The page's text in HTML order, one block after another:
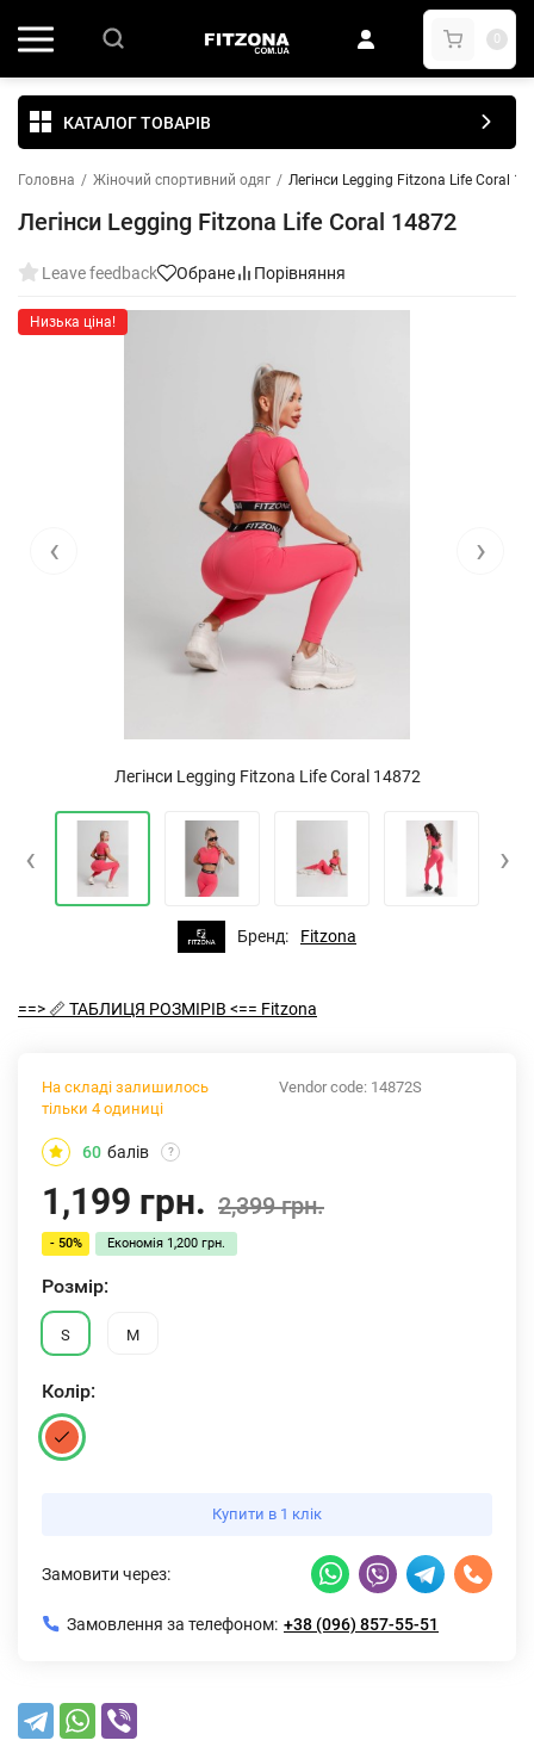
0
КАТАЛОГ ТОВАРІВ
Головна / Жіночий спортивний одяг / Легінси Legging Fitzona Life Coral
Легінси Legging Fitzona Life Coral 14872
Leave feedback Обране Порівняння
Низька ціна!
Легінси Legging Fitzona Life Coral 14872
‹ ›
‹ ›
Бренд: Fitzona
==> 📏 ТАБЛИЦЯ РОЗМІРІВ <== Fitzona
Vendor code: 14872S
На складі залишилось
тільки 4 одиниці
60 балів ?
1,199 грн. 2,399 грн.
- 50% Економія 1,200 грн.
Розмiр:
S M
Колiр:
Купити в 1 клік
Замовити через:
Замовлення за телефоном: +38 (096) 857-55-51